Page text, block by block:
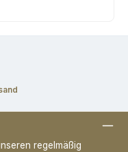
regelmäßig